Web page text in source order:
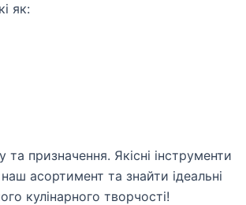
як:
призначення. Якісні інструменти
асортимент та знайти ідеальні
кулінарного творчості!